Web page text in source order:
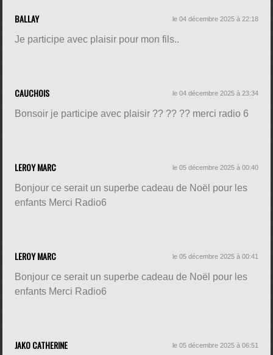
BALLAY le 04 décembre 2025 à 22:18
Je participe avec plaisir pour mon fils..
CAUCHOIS le 04 décembre 2025 à 23:34
Bonsoir je participe avec plaisir ?? ?? ?? merci radio 6
LEROY MARC le 05 décembre 2025 à 00:40
Bonjour ce serait un superbe cadeau de Noël pour les
enfants Merci Radio6
LEROY MARC le 05 décembre 2025 à 00:41
Bonjour ce serait un superbe cadeau de Noël pour les
enfants Merci Radio6
JAKO CATHERINE le 05 décembre 2025 à 06:51